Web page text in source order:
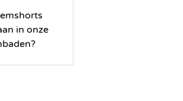
in onze